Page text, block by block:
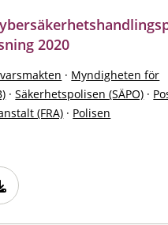
2020
· Myndigheten för
· Säkerhetspolisen (SÄPO) ·
(FRA) · Polisen